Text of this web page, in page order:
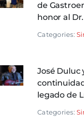
de
honor al
Categories:
José Duluc
legado de
Categories: